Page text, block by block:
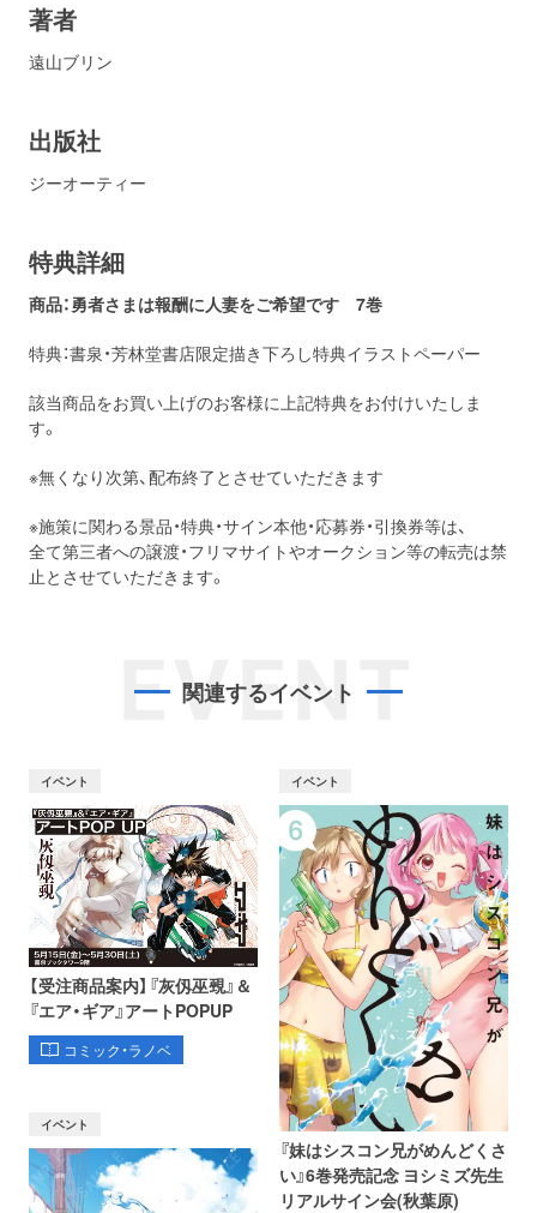
著者
遠山ブリン
出版社
ジーオーティー
特典詳細
商品：勇者さまは報酬に人妻をご希望です 7巻
特典：書泉・芳林堂書店限定描き下ろし特典イラストペーパー
該当商品をお買い上げのお客様に上記特典をお付けいたしま
す。
※無くなり次第、配布終了とさせていただきます
※施策に関わる景品・特典・サイン本他・応募券・引換券等は、
全て第三者への譲渡・フリマサイトやオークション等の転売は禁
止とさせていただきます。
EVENT
関連するイベント
イベント
【受注商品案内】『灰仭巫覡』＆
『エア・ギア』アートPOPUP
コミック・ラノベ
イベント
『妹はシスコン兄がめんどくさ
い』6巻発売記念 ヨシミズ先生
リアルサイン会(秋葉原)
イベント